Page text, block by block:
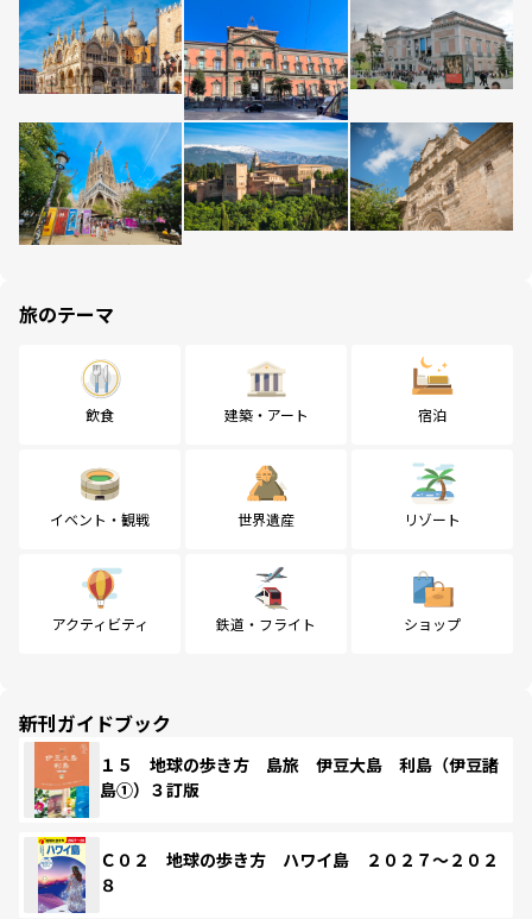
旅のテーマ
飲食 建築・アート 宿泊
イベント・観戦 世界遺産 リゾート
アクティビティ 鉄道・フライト ショップ
新刊ガイドブック
１５ 地球の歩き方 島旅 伊豆大島 利島（伊豆諸
島①）３訂版
Ｃ０２ 地球の歩き方 ハワイ島 ２０２７～２０２
８